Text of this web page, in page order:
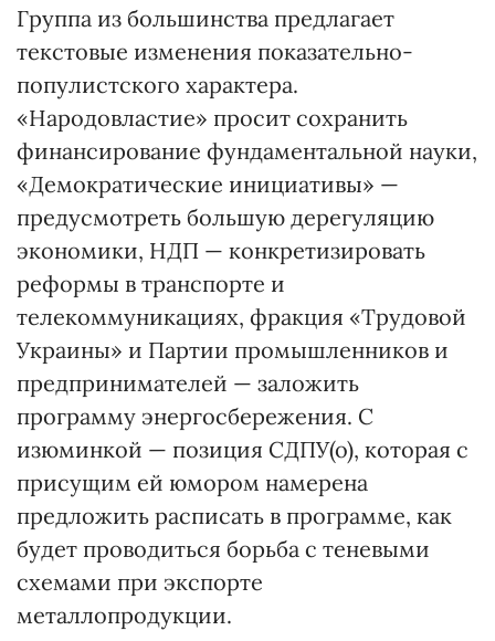
Группа из большинства предлагает
текстовые изменения показательно-
популистского характера.
«Народовластие» просит сохранить
финансирование фундаментальной науки,
«Демократические инициативы» —
предусмотреть большую дерегуляцию
экономики, НДП — конкретизировать
реформы в транспорте и
телекоммуникациях, фракция «Трудовой
Украины» и Партии промышленников и
предпринимателей — заложить
программу энергосбережения. С
изюминкой — позиция СДПУ(о), которая с
присущим ей юмором намерена
предложить расписать в программе, как
будет проводиться борьба с теневыми
схемами при экспорте
металлопродукции.